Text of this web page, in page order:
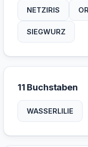
NETZIRIS
SIEGWURZ
11 Buchstaben
WASSERLILIE